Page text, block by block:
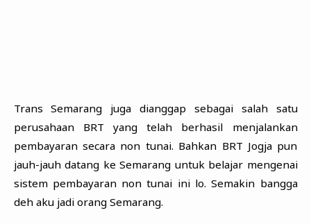
Trans Semarang juga dianggap sebagai salah satu
perusahaan BRT yang telah berhasil menjalankan
pembayaran secara non tunai. Bahkan BRT Jogja pun
jauh-jauh datang ke Semarang untuk belajar mengenai
sistem pembayaran non tunai ini lo. Semakin bangga
deh aku jadi orang Semarang.